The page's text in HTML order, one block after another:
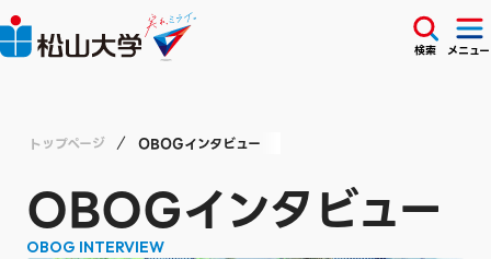
検索 メニュー
トップページ OBOGインタビュー
OBOGインタビュー
OBOG INTERVIEW